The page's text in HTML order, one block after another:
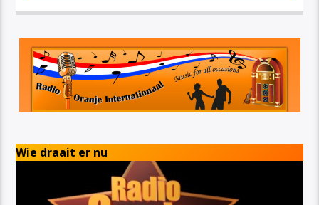
Wie draait er nu